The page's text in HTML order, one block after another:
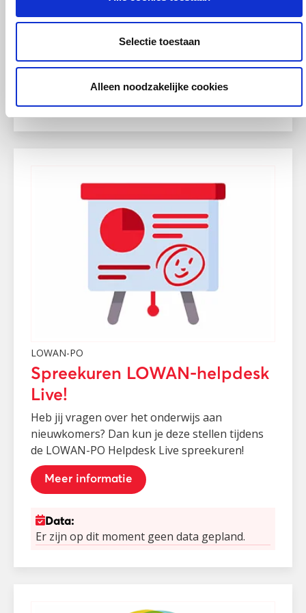
Selectie toestaan
Alleen noodzakelijke cookies
Data:
16 september 2026
LOWAN-PO
Spreekuren LOWAN-helpdesk
Live!
Heb jij vragen over het onderwijs aan
nieuwkomers? Dan kun je deze stellen tijdens
de LOWAN-PO Helpdesk Live spreekuren!
Meer informatie
Data:
Er zijn op dit moment geen data gepland.